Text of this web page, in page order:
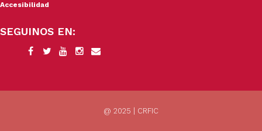
Accesibilidad
SEGUINOS EN:
@ 2025 | CRFIC